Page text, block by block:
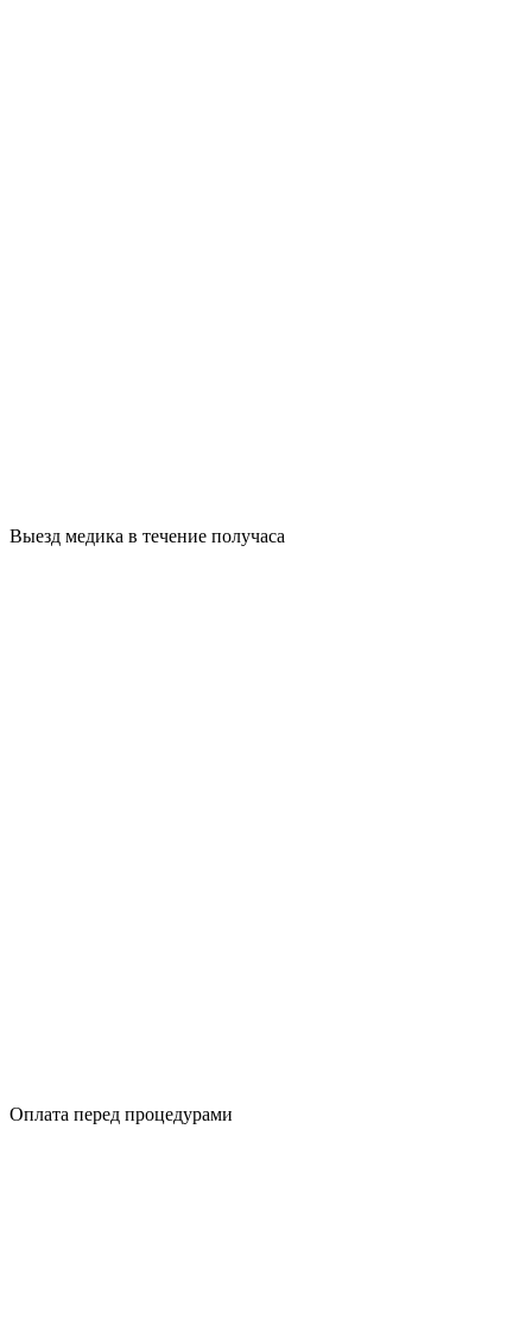
Выезд медика в течение получаса
Оплата перед процедурами